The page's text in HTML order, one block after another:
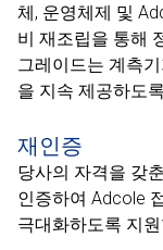
체, 운영체제 및
비 재조립을 통해
그레이드는 계측
을 지속 제공하도
재인증
당사의 자격을 갖
인증하여 Adcole
극대화하도록 지원